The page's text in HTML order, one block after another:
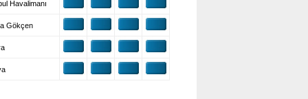
Havalimanı
Gökçen